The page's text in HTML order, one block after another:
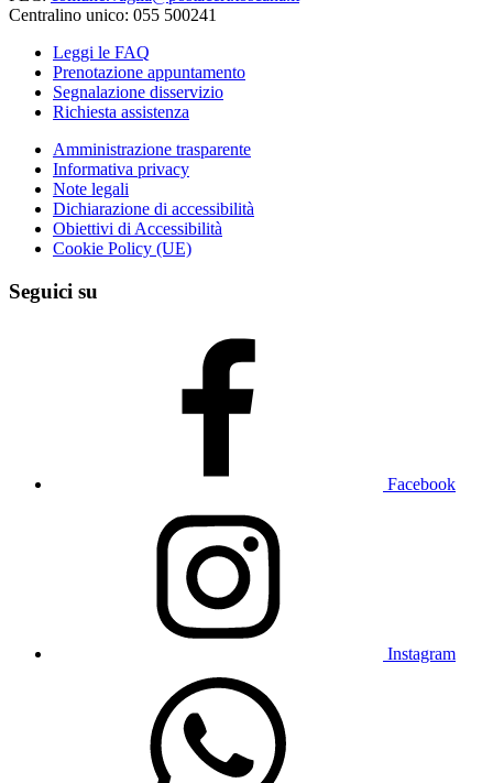
Centralino unico: 055 500241
Leggi le FAQ
Prenotazione appuntamento
Segnalazione disservizio
Richiesta assistenza
Amministrazione trasparente
Informativa privacy
Note legali
Dichiarazione di accessibilità
Obiettivi di Accessibilità
Cookie Policy (UE)
Seguici su
Facebook
Instagram